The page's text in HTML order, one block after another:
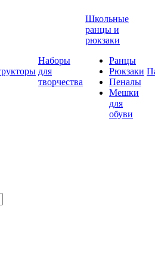
Наборы
для
творчества
Школьные
ранцы и
рюкзаки
Ранцы
Рюкзаки
Пеналы
Мешки
для
обуви